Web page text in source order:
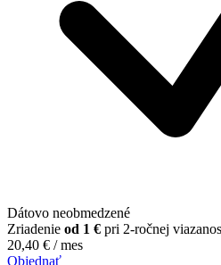
Dátovo neobmedzené
Zriadenie od 1 € pri 2-ročnej
20,40 € / mes
Objednať